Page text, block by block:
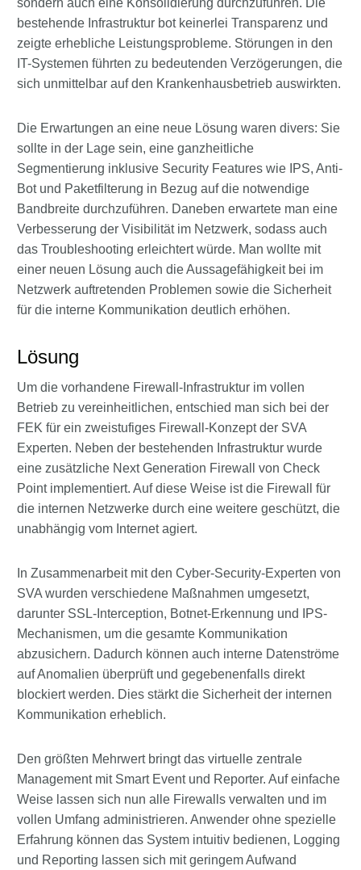
bestehende Infrastruktur bot keinerlei Transparenz und
zeigte erhebliche Leistungsprobleme. Störungen in den
IT-Systemen führten zu bedeutenden Verzögerungen, die
sich unmittelbar auf den Krankenhausbetrieb auswirkten.
Die Erwartungen an eine neue Lösung waren divers: Sie
sollte in der Lage sein, eine ganzheitliche
Segmentierung inklusive Security Features wie IPS, Anti-
Bot und Paketfilterung in Bezug auf die notwendige
Bandbreite durchzuführen. Daneben erwartete man eine
Verbesserung der Visibilität im Netzwerk, sodass auch
das Troubleshooting erleichtert würde. Man wollte mit
einer neuen Lösung auch die Aussagefähigkeit bei im
Netzwerk auftretenden Problemen sowie die Sicherheit
für die interne Kommunikation deutlich erhöhen.
Lösung
Um die vorhandene Firewall-Infrastruktur im vollen
Betrieb zu vereinheitlichen, entschied man sich bei der
FEK für ein zweistufiges Firewall-Konzept der SVA
Experten. Neben der bestehenden Infrastruktur wurde
eine zusätzliche Next Generation Firewall von Check
Point implementiert. Auf diese Weise ist die Firewall für
die internen Netzwerke durch eine weitere geschützt, die
unabhängig vom Internet agiert.
In Zusammenarbeit mit den Cyber-Security-Experten von
SVA wurden verschiedene Maßnahmen umgesetzt,
darunter SSL-Interception, Botnet-Erkennung und IPS-
Mechanismen, um die gesamte Kommunikation
abzusichern. Dadurch können auch interne Datenströme
auf Anomalien überprüft und gegebenenfalls direkt
blockiert werden. Dies stärkt die Sicherheit der internen
Kommunikation erheblich.
Den größten Mehrwert bringt das virtuelle zentrale
Management mit Smart Event und Reporter. Auf einfache
Weise lassen sich nun alle Firewalls verwalten und im
vollen Umfang administrieren. Anwender ohne spezielle
Erfahrung können das System intuitiv bedienen, Logging
und Reporting lassen sich mit geringem Aufwand